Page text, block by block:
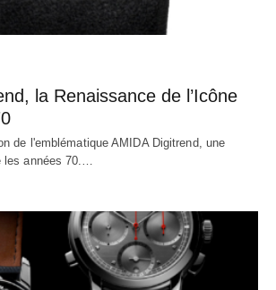
la Renaissance de l’Icône
de l'emblématique AMIDA Digitrend, une
les années 70.…